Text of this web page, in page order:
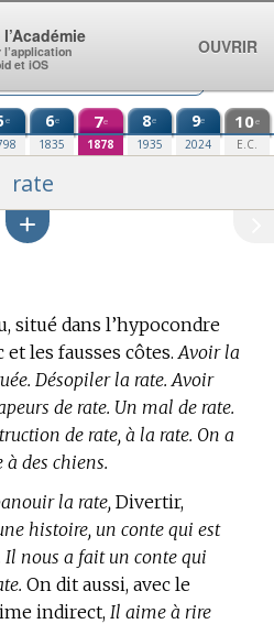
e 6e
1835
7e
1878
8e
1935
9e
2024
10e
E.C.
rate
situé dans l’hypocondre
et les fausses côtes. Avoir la
Désopiler la rate. Avoir
de rate. Un mal de rate.
de rate, à la rate. On a
à des chiens.
la rate, Divertir,
histoire, un conte qui est
Il nous a fait un conte qui
On dit aussi, avec le
indirect, Il aime à rire
l’application
et iOS
OUVRIR